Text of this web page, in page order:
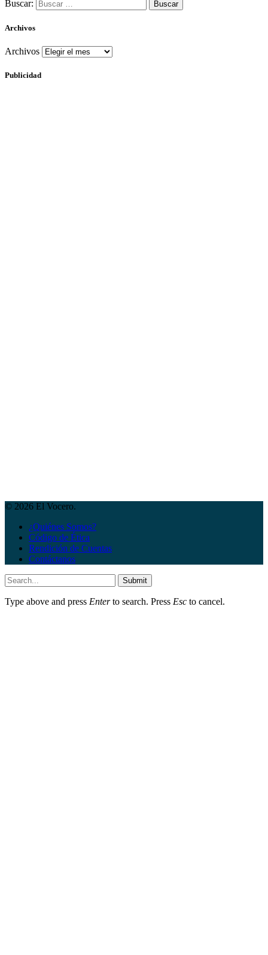
Buscar:
Archivos
Archivos
Publicidad
© 2026 El Vocero.
¿Quiénes Somos?
Código de Ética
Rendición de Cuentas
Contáctanos
Submit
Type above and press Enterto search. Press Esc to cancel.